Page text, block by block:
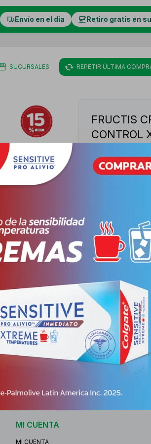
Envío en el día Retiro gratis en
SUCURSALES REPETIR ÚLTIMA
FRUCTIS
CONTROL
10032950-
PYG 51.341
Envíos
Cambios y
Medios de pago
Características
Receta Venta libre
MI CUENTA
MI CUENTA